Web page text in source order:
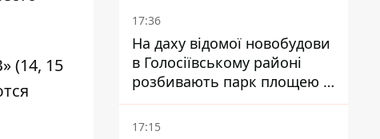
(14, 15
17:36
На даху відомої новобудови
в Голосіївському районі
розбивають парк площею в
гектар
17:15